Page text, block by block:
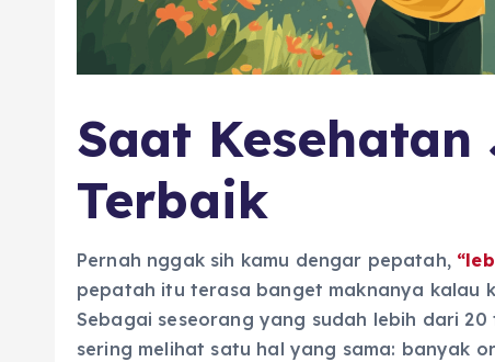
Saat
Terbaik
Pernah nggak sih kamu dengar pepatah,
pepatah itu terasa banget maknanya kalau
Sebagai seseorang yang sudah lebih dari
sering melihat satu hal yang sama: banyak